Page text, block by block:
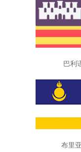
巴利
布里亚